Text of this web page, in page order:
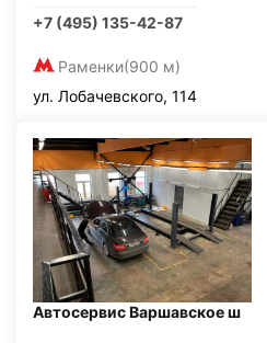
+7 (495) 135-42-87
Раменки(900 м)
ул. Лобачевского, 114
Автосервис Варшавское ш